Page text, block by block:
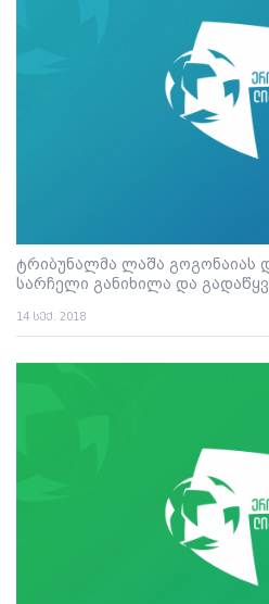
ტრიბუნალმა ლაშა გოგონაიას
სარჩელი განიხილა და
14 სექ. 2018